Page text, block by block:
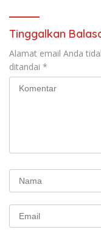
Kasih Allah.
Tinggalkan
Alamat email Anda
ditandai *